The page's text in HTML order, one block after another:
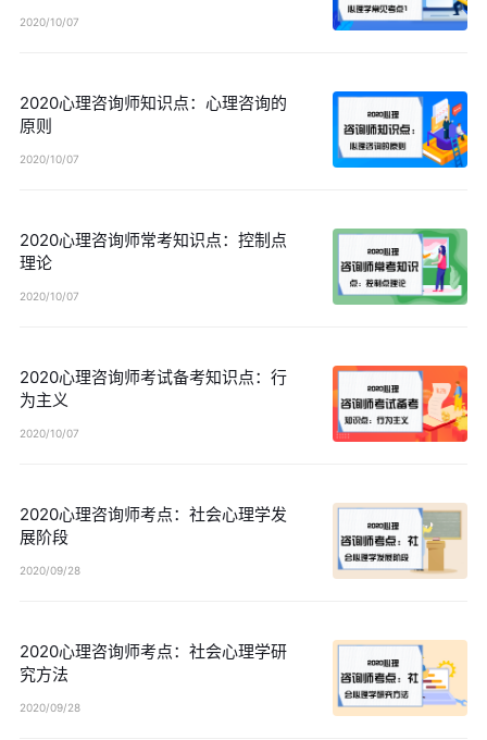
2020/10/07
2020心理咨询师知识点：心理咨询的
原则
2020/10/07
2020心理咨询师常考知识点：控制点
理论
2020/10/07
2020心理咨询师考试备考知识点：行
为主义
2020/10/07
2020心理咨询师考点：社会心理学发
展阶段
2020/09/28
2020心理咨询师考点：社会心理学研
究方法
2020/09/28